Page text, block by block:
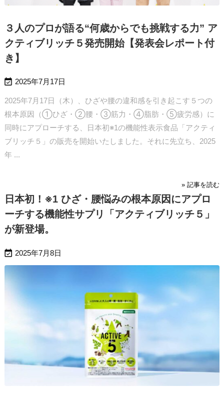
３人のプロが語る“何歳からでも挑戦する力” ア
クティブリッチ５発売開始【発表会レポート付
き】
 2025年7月17日
2025年7月17日（木）、ひざや腰の違和感を引き起こす５つの
根本原因（①ひざ・②腰・③筋力・④脂肪・⑤疲労感）に
同時にアプローチする、日本初※1の機能性表示食品「アクティ
ブリッチ５」の販売を開始いたしました。それに先立ち、2025
年 ...
» 記事を読む
日本初！※1 ひざ・腰悩みの根本原因にアプロ
ーチする機能性サプリ「アクティブリッチ５」
が新登場。
 2025年7月8日